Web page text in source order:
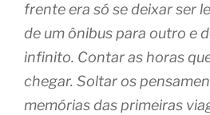
frente era só se deixar ser
de um ônibus para outro e
infinito. Contar as horas
chegar. Soltar os
memórias das primeiras